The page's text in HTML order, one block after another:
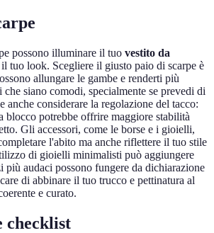
possono illuminare il tuo vestito da
tuo look. Scegliere il giusto paio di scarpe è
allungare le gambe e renderti più
che siano comodi, specialmente se prevedi di
considerare la regolazione del tacco:
blocco potrebbe offrire maggiore stabilità
Gli accessori, come le borse e i gioielli,
l'abito ma anche riflettere il tuo stile
di gioielli minimalisti può aggiungere
più audaci possono fungere da dichiarazione
di abbinare il tuo trucco e pettinatura al
e curato.
checklist